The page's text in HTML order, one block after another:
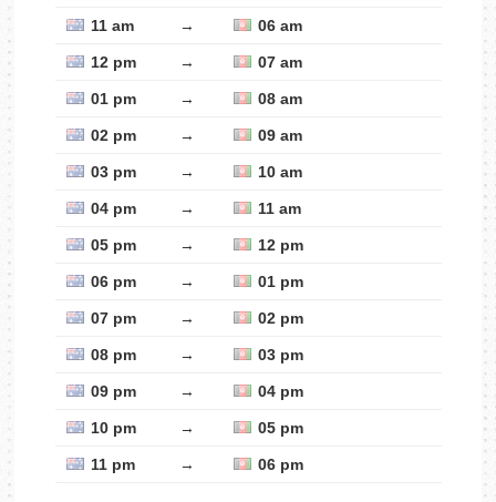
11 am → 06 am
12 pm → 07 am
01 pm → 08 am
02 pm → 09 am
03 pm → 10 am
04 pm → 11 am
05 pm → 12 pm
06 pm → 01 pm
07 pm → 02 pm
08 pm → 03 pm
09 pm → 04 pm
10 pm → 05 pm
11 pm → 06 pm